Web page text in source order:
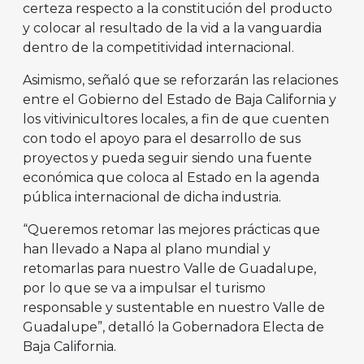
certeza respecto a la constitución del producto
y colocar al resultado de la vid a la vanguardia
dentro de la competitividad internacional.
Asimismo, señaló que se reforzarán las relaciones
entre el Gobierno del Estado de Baja California y
los vitivinicultores locales, a fin de que cuenten
con todo el apoyo para el desarrollo de sus
proyectos y pueda seguir siendo una fuente
económica que coloca al Estado en la agenda
pública internacional de dicha industria.
“Queremos retomar las mejores prácticas que
han llevado a Napa al plano mundial y
retomarlas para nuestro Valle de Guadalupe,
por lo que se va a impulsar el turismo
responsable y sustentable en nuestro Valle de
Guadalupe”, detalló la Gobernadora Electa de
Baja California.